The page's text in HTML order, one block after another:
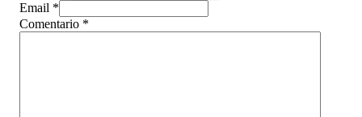
Email *
Comentario *